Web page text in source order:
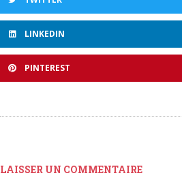
LINKEDIN
PINTEREST
LAISSER UN COMMENTAIRE